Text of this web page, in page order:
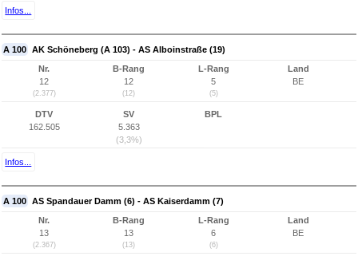
Infos...
A 100 AK Schöneberg (A 103) - AS Alboinstraße (19)
Nr.
12
(2.377)
B-Rang
12
(12)
L-Rang
5
(5)
Land
BE
DTV
162.505
SV
5.363
(3,3%)
BPL
Infos...
A 100 AS Spandauer Damm (6) - AS Kaiserdamm (7)
Nr.
13
(2.367)
B-Rang
13
(13)
L-Rang
6
(6)
Land
BE